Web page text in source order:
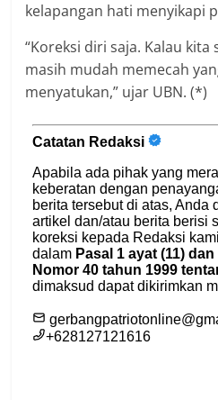
kelapangan hati menyikapi
“Koreksi diri saja. Kalau kita
masih mudah memecah
menyatukan,” ujar UBN. (*)